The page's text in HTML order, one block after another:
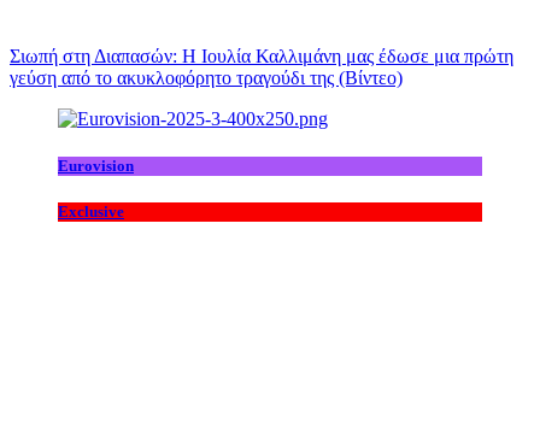
Σιωπή στη Διαπασών: Η Ιουλία Καλλιμάνη μας έδωσε μια πρώτη
γεύση από το ακυκλοφόρητο τραγούδι της (Βίντεο)
Eurovision
Exclusive